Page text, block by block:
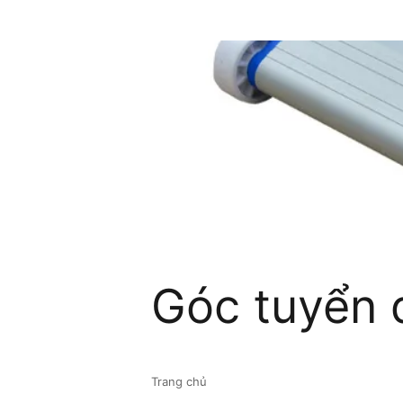
Góc tuyển
Trang chủ